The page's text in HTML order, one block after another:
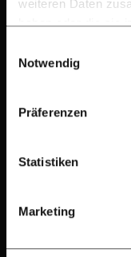
weiteren Daten
haben oder die sie
Notwendig
Präferenzen
Statistiken
Marketing
eine Auswahl
Qualität:
und die
verfügbare
Persönliche